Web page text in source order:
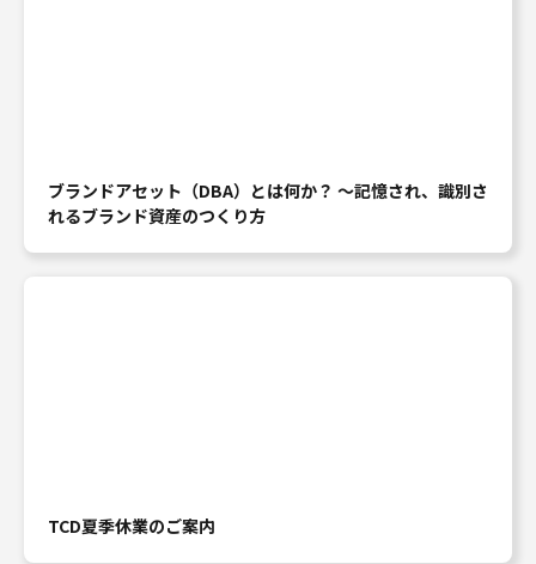
ブランドアセット（DBA）とは何か？ ～記憶され、識別さ
れるブランド資産のつくり方
TCD夏季休業のご案内